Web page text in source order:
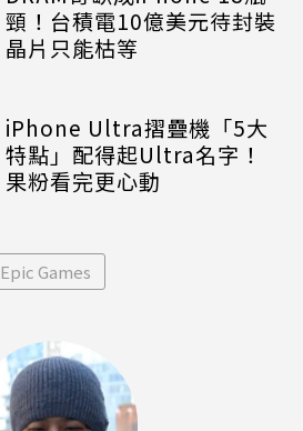
頸！台積電10億美元待封裝
晶片只能枯等
iPhone Ultra摺疊機「5大
特點」配得起Ultra名字！
果粉看完更心動
Epic Games